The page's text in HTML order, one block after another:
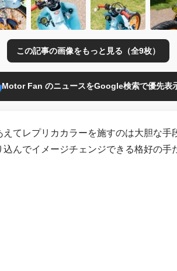
この記事の画像をもっと見る（全9枚）
Motor Fan のニュースをGoogle検索で優先表
てレプリカカラーを施すのは大胆な手
込んでイメージチェンジできる格好の